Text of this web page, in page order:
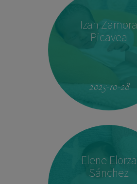
Izan Zamora
Picavea
2025-10-28
Elene Elorza
Sánchez